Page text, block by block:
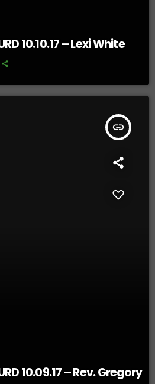
10.10.17 – Lexi White
insert_link
10.09.17 – Rev. Gregory